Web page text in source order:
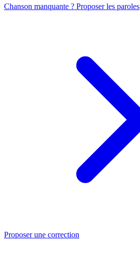
Chanson manquante ? Proposer les paroles
Proposer une correction